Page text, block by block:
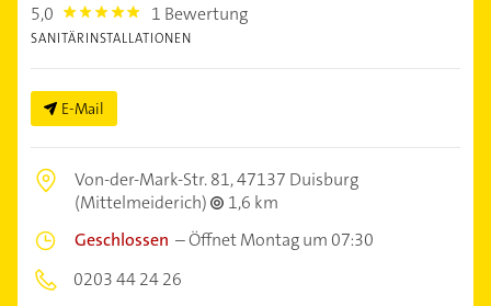
5,0 5.0 1 Bewertung
SANITÄRINSTALLATIONEN
E-Mail
Von-der-Mark-Str. 81,47137 Duisburg
(Mittelmeiderich)
1,6 km
Geschlossen –Öffnet Montag um 07:30
0203 44 24 26